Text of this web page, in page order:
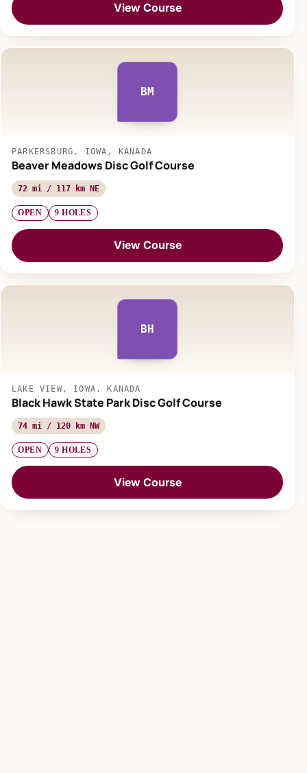
View Course
BM
PARKERSBURG, IOWA, KANADA
Beaver Meadows Disc Golf Course
72 mi / 117 km NE
OPEN 9 HOLES
View Course
BH
LAKE VIEW, IOWA, KANADA
Black Hawk State Park Disc Golf Course
74 mi / 120 km NW
OPEN 9 HOLES
View Course